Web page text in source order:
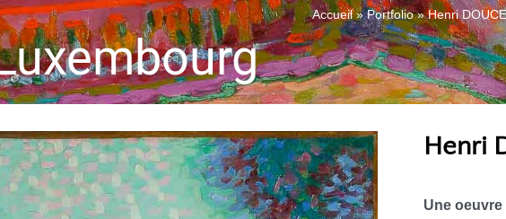
Accueil»Portfolio»Henri
Henri
Une